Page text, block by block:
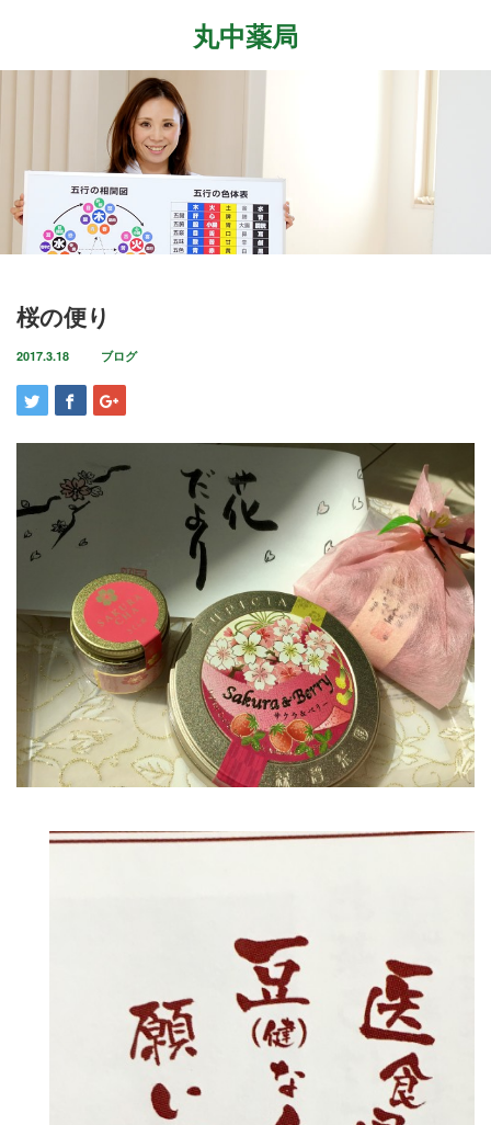
丸中薬局
桜の便り
2017.3.18 ブログ
症状改善事例
取扱商品
ブログ
店舗案内
お問い合わせ
最近の記事
2026.7.27
2026.4.14
公園で拾った椿を綺麗に並べて飾りました。春
の訪れの心地良い気候と、花冷えの寒さが交差
するような中、この時期としては記録的…
2026.2.27
3月の声が聞こえるとすっかり春らしくな
り、明石公園の梅の花も満開で、寒い冬がよう
やく終わりを迎えて穏やかな日が訪れるよ…
2025.12.28
今年もあと数日になりましたね。歳を重ねると一年が過ぎるのが
本当に早く感じますが、忙しい日々が本当に有り難く思います。
分刻…